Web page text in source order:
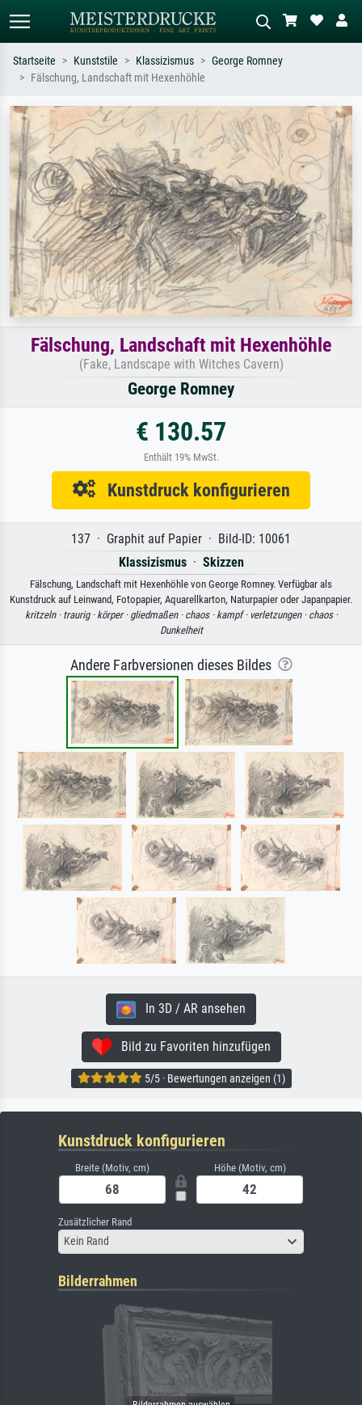
Suchen Sie nach Künstlern, Werktiteln
oder Stilen – z.B. Monet,
Sternennacht, Impressionismus, Welle
Hokusai, Akt.
Beschreiben Sie die Szene – z.B. Grüne
Wiese, Abstrakt mit viel Rot, Dunkles
Ölgemälde, Stehender Akt neben einem
Baum.
Startseite Kunststile Klassizismus
George Romney
Fälschung, Landschaft mit Hexenhöhle
Fälschung, Landschaft mit Hexenhöhle
(Fake, Landscape with Witches Cavern)
George Romney
€ 130.57
Enthält 19% MwSt.
Kunstdruck konfigurieren
137 · Graphit auf Papier · Bild-ID: 10061
Klassizismus· Skizzen
Fälschung, Landschaft mit Hexenhöhle von George Romney. Verfügbar als
Kunstdruck auf Leinwand, Fotopapier, Aquarellkarton, Naturpapier oder Japanpapier.
kritzeln · traurig · körper · gliedmaßen · chaos · kampf · verletzungen · chaos ·
Dunkelheit
Andere Farbversionen dieses Bildes
In 3D / AR ansehen
Bild zu Favoriten hinzufügen
5/5 · Bewertungen anzeigen (1)
Kunstdruck konfigurieren
Breite (Motiv, cm) Höhe (Motiv, cm)
Zusätzlicher Rand
Kein Rand
Bilderrahmen